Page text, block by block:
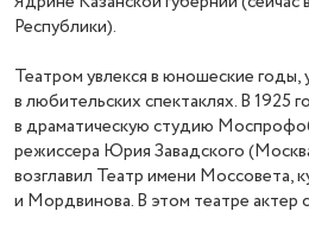
Республики).
Театром увлекся в юношеские годы,
в любительских спектаклях. В 1925
в драматическую студию
режиссера Юрия Завадского
возглавил Театр имени Моссовета,
и Мордвинова. В этом театре актер